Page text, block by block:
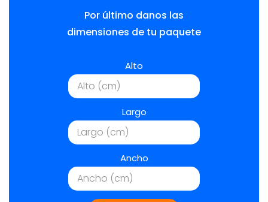
Por último danos las
dimensiones de tu paquete
Alto
Largo
Ancho